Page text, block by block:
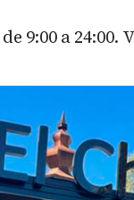
9:00 a 24:00.